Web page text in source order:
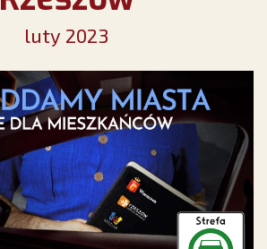
luty 2023